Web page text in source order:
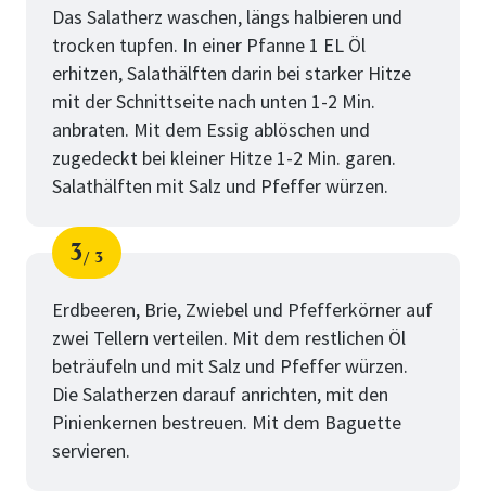
Das Salatherz waschen, längs halbieren und
trocken tupfen. In einer Pfanne 1 EL Öl
erhitzen, Salathälften darin bei starker Hitze
mit der Schnittseite nach unten 1-2 Min.
anbraten. Mit dem Essig ablöschen und
zugedeckt bei kleiner Hitze 1-2 Min. garen.
Salathälften mit Salz und Pfeffer würzen.
Schritt
3
von
3
Erdbeeren, Brie, Zwiebel und Pfefferkörner auf
zwei Tellern verteilen. Mit dem restlichen Öl
beträufeln und mit Salz und Pfeffer würzen.
Die Salatherzen darauf anrichten, mit den
Pinienkernen bestreuen. Mit dem Baguette
servieren.